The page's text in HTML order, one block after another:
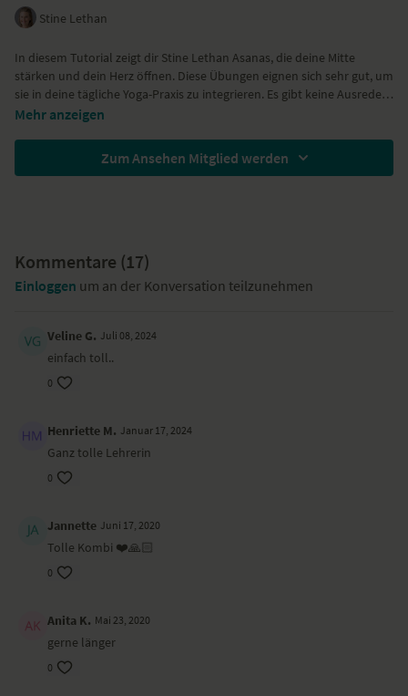
Stine Lethan
In diesem Tutorial zeigt dir Stine Lethan Asanas, die deine Mitte
stärken und dein Herz öffnen. Diese Übungen eignen sich sehr gut, um
sie in deine tägliche Yoga-Praxis zu integrieren. Es gibt keine Ausreden
mehr, denn die einfachen Übungen eignen sich für jedermann und
Stine trägt ein Yoga-Outfit von
Mehr anzeigen
Zum Ansehen Mitglied werden
Kommentare (17)
Einloggen um an der Konversation teilzunehmen
Veline G. Juli 08, 2024
einfach toll..
0
Henriette M. Januar 17, 2024
Ganz tolle Lehrerin
0
Jannette Juni 17, 2020
Tolle Kombi ❤️🙏🏻
0
Anita K. Mai 23, 2020
gerne länger
0